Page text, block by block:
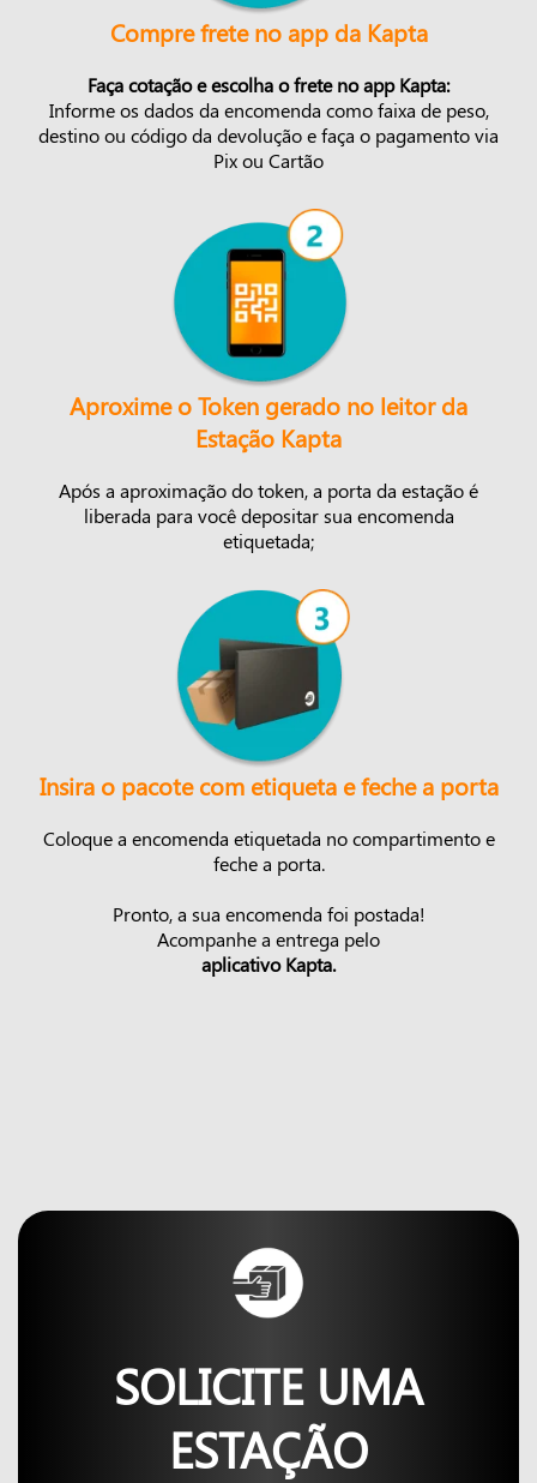
Compre frete no app da Kapta
Faça cotação e escolha o frete no app Kapta:
Informe os dados da encomenda como faixa de peso,
destino ou código da devolução e faça o pagamento via
Pix ou Cartão
Aproxime o Token gerado no leitor da
Estação Kapta
Após a aproximação do token, a porta da estação é
liberada para você depositar sua encomenda
etiquetada;
Insira o pacote com etiqueta e feche a porta
Coloque a encomenda etiquetada no compartimento e
feche a porta.
Pronto, a sua encomenda foi postada!
Acompanhe a entrega pelo
aplicativo Kapta.
SOLICITE UMA
ESTAÇÃO